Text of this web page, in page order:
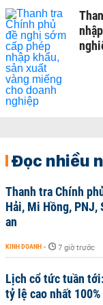
Đọc nhiều
Thanh tra Chính
Hải, Mi Hồng, PNJ,
an
KINH DOANH - 7 giờ trước
Lịch cổ tức tuần
tỷ lệ cao nhất 100%